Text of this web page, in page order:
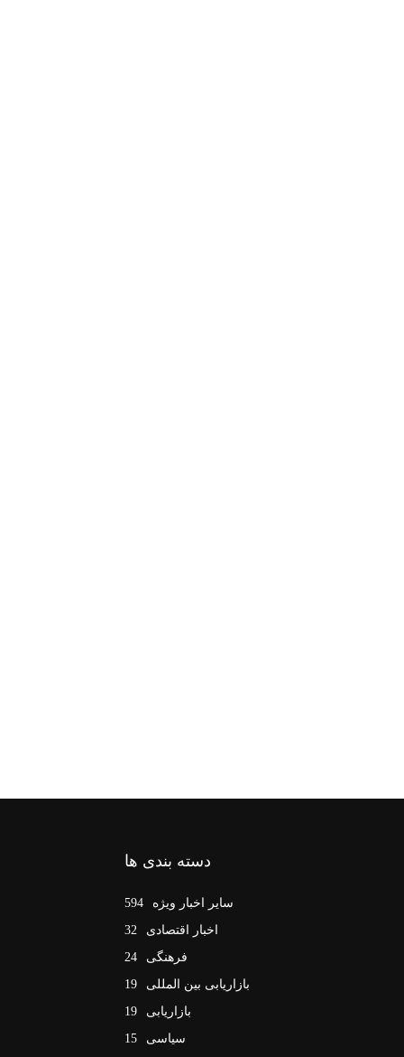
دسته بندی ها
سایر اخبار ویژه
594
اخبار اقتصادی
32
فرهنگی
24
بازاریابی بین المللی
19
بازاریابی
19
سیاسی
15